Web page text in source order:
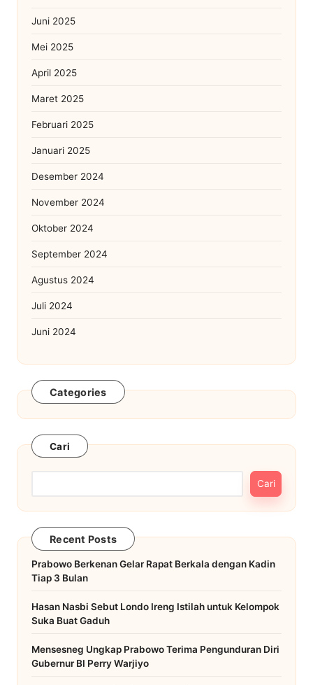
Juni 2025
Mei 2025
April 2025
Maret 2025
Februari 2025
Januari 2025
Desember 2024
November 2024
Oktober 2024
September 2024
Agustus 2024
Juli 2024
Juni 2024
Categories
Cari
Cari
Recent Posts
Prabowo Berkenan Gelar Rapat Berkala dengan Kadin
Tiap 3 Bulan
Hasan Nasbi Sebut Londo Ireng Istilah untuk Kelompok
Suka Buat Gaduh
Mensesneg Ungkap Prabowo Terima Pengunduran Diri
Gubernur BI Perry Warjiyo